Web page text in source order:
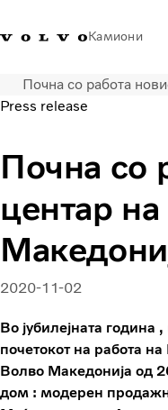
Камиони
Volvo Trucks - Македонија -
Контакти
Транспортни решенија
Кампањи
Услуги
Локатор на дилери
News
Volvo Truck Builder
Контактирајте нѐ
Почна со работа
Press release
Почна со
центар
2020-11-02
Во јубилејната година
почетокот на работа
Волво Македонија од
дом : модерен